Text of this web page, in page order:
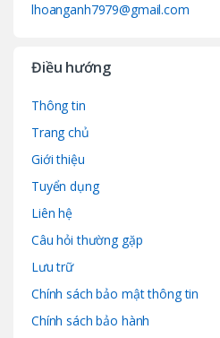
lhoanganh7979@gmail.com
Điều hướng
Thông tin
Trang chủ
Giới thiệu
Tuyển dụng
Liên hệ
Câu hỏi thường gặp
Lưu trữ
Chính sách bảo mật thông tin
Chính sách bảo hành